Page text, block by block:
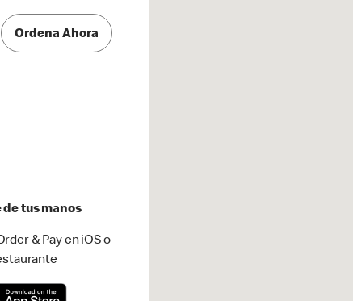
Ordena Ahora
tus manos
& Pay en iOS o